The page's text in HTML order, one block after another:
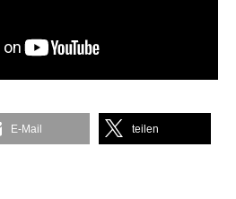
E-Mail teilen